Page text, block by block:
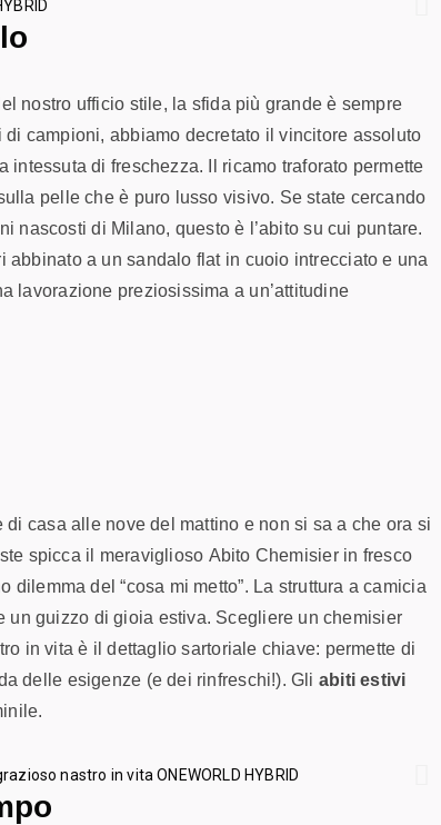
nostro ufficio stile, la sfida più grande è sempre
campioni, abbiamo decretato il vincitore assoluto
intessuta di freschezza. Il ricamo traforato permette
pelle che è puro lusso visivo. Se state cercando
nascosti di Milano, questo è l’abito su cui puntare.
a un sandalo flat in cuoio intrecciato e una
lavorazione preziosissima a un’attitudine
casa alle nove del mattino e non si sa a che ora si
spicca il meraviglioso Abito Chemisier in fresco
dilemma del “cosa mi metto”. La struttura a camicia
guizzo di gioia estiva. Scegliere un chemisier
in vita è il dettaglio sartoriale chiave: permette di
delle esigenze (e dei rinfreschi!). Gli abiti estivi